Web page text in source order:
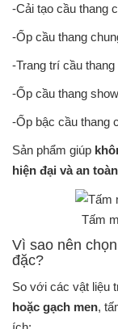
-Cải tạo cầu thang
-Ốp cầu thang
-Trang trí cầu
-Ốp cầu thang
-Ốp bậc cầu thang
Sản phẩm giúp
hiện đại và an
Tấm
Vì sao nên
đặc?
So với các vật liệu
hoặc gạch men,